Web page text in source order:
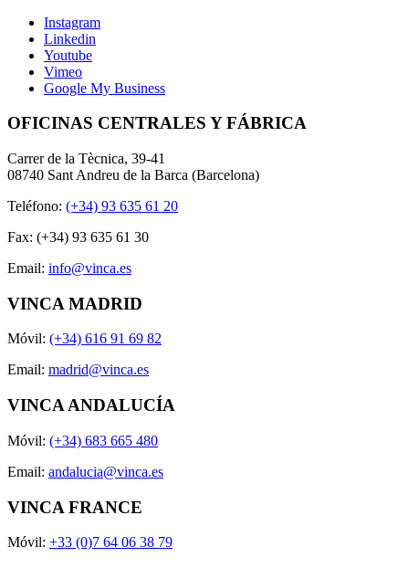
Instagram
Linkedin
Youtube
Vimeo
Google My Business
OFICINAS CENTRALES Y FÁBRICA
Carrer de la Tècnica, 39-41
08740 Sant Andreu de la Barca (Barcelona)
Teléfono: (+34) 93 635 61 20
Fax: (+34) 93 635 61 30
Email: info@vinca.es
VINCA MADRID
Móvil: (+34) 616 91 69 82
Email: madrid@vinca.es
VINCA ANDALUCÍA
Móvil: (+34) 683 665 480
Email: andalucia@vinca.es
VINCA FRANCE
Móvil: +33 (0)7 64 06 38 79